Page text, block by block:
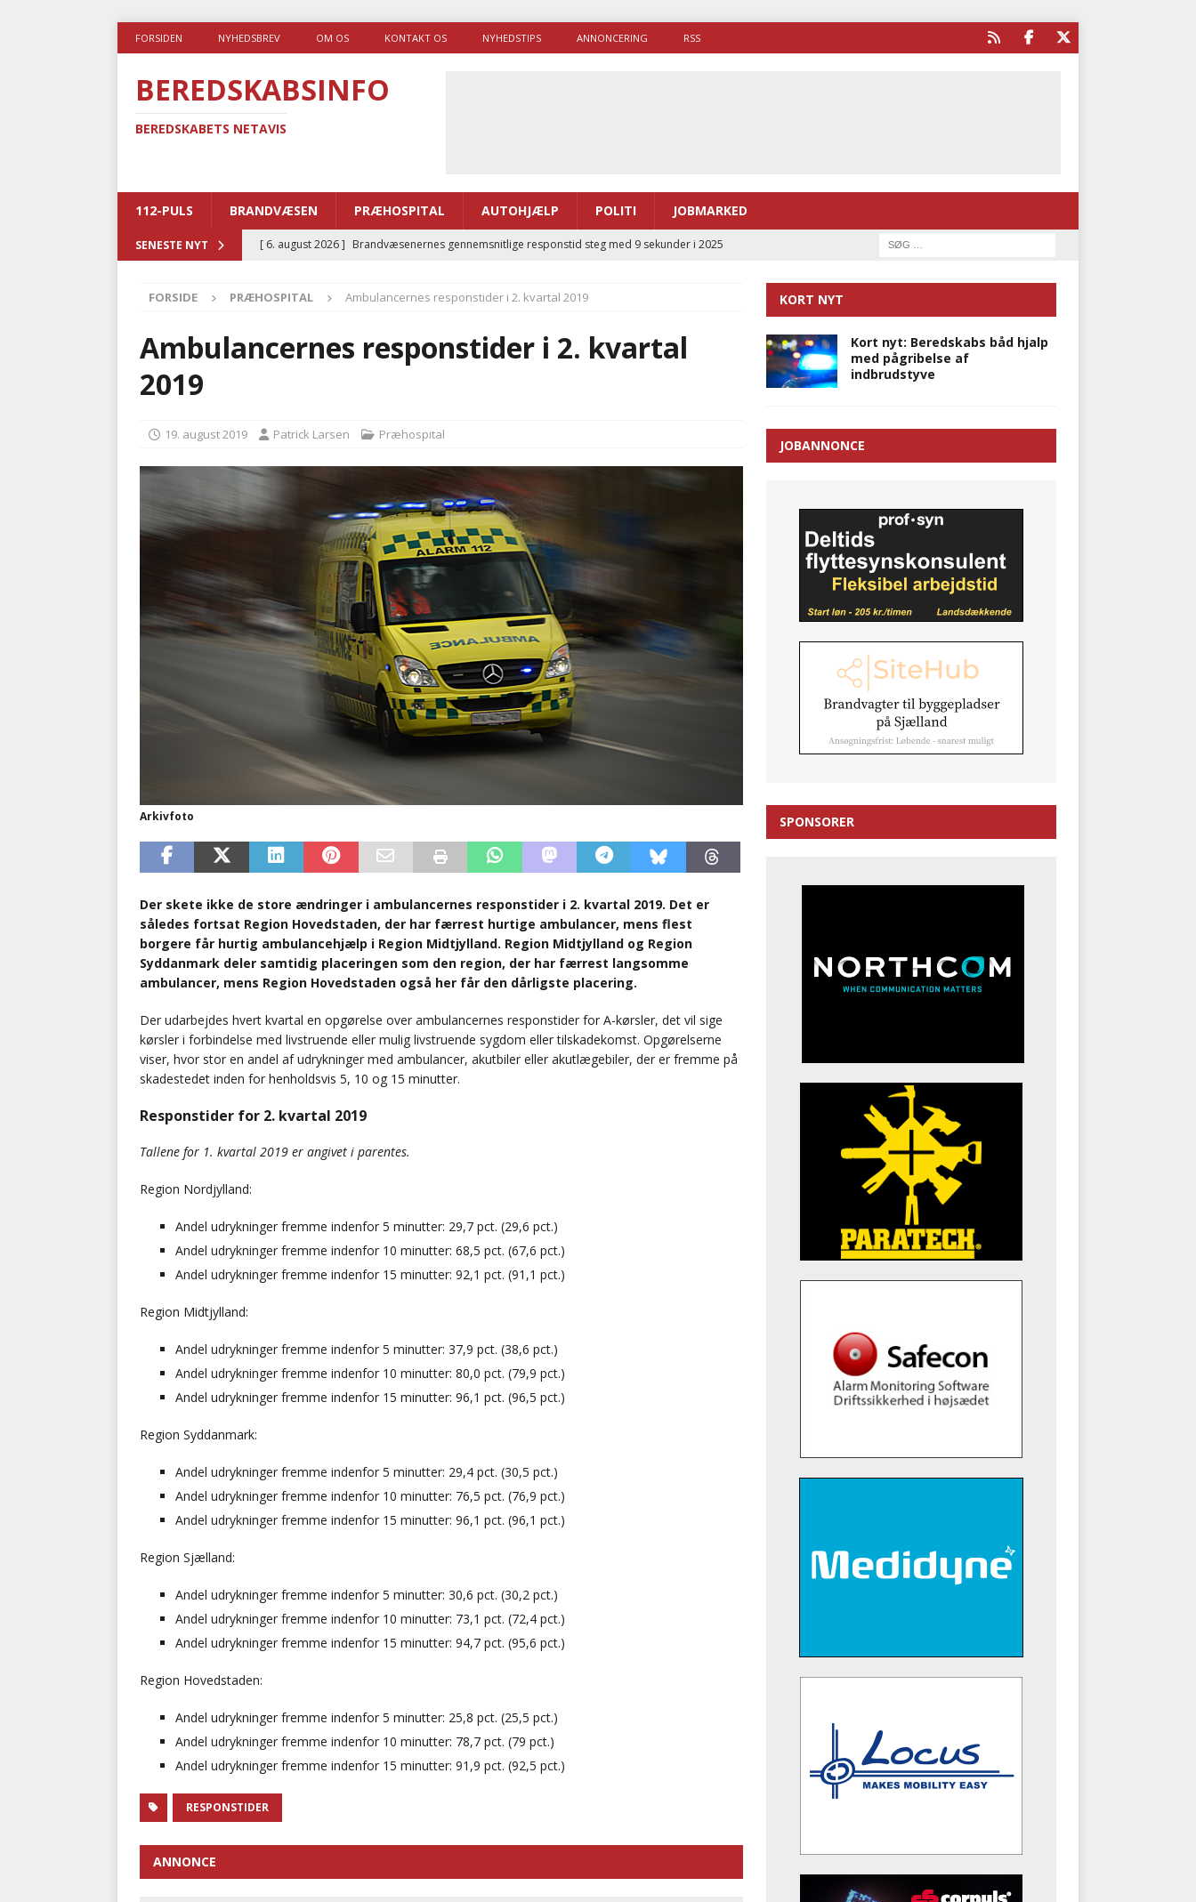
FORSIDEN NYHEDSBREV OM OS KONTAKT OS NYHEDSTIPS ANNONCERING RSS
BEREDSKABSINFO
BEREDSKABETS NETAVIS
112-PULS BRANDVÆSEN PRÆHOSPITAL AUTOHJÆLP POLITI JOBMARKED
SENESTE NYT [ 6. august 2026 ] Brandvæsenernes gennemsnitlige responstid steg med 9 sekunder i 2025
[ 5. august 2026 ] Advarer: Udløb af sygetransporttilladelser kan sende 400.000 kørsler over
Ny ambulance og el-sygetransportvogn til Samsø
BRANDVÆSEN
AUTOHJÆLP
FORSIDE PRÆHOSPITAL Ambulancernes responstider i 2. kvartal 2019
Ambulancernes responstider i 2. kvartal
2019
19. august 2019 Patrick Larsen Præhospital
Arkivfoto
Der skete ikke de store ændringer i ambulancernes responstider i 2. kvartal 2019. Det er
således fortsat Region Hovedstaden, der har færrest hurtige ambulancer, mens flest
borgere får hurtig ambulancehjælp i Region Midtjylland. Region Midtjylland og Region
Syddanmark deler samtidig placeringen som den region, der har færrest langsomme
ambulancer, mens Region Hovedstaden også her får den dårligste placering.
Der udarbejdes hvert kvartal en opgørelse over ambulancernes responstider for A-kørsler, det vil sige
kørsler i forbindelse med livstruende eller mulig livstruende sygdom eller tilskadekomst. Opgørelserne
viser, hvor stor en andel af udrykninger med ambulancer, akutbiler eller akutlægebiler, der er fremme på
skadestedet inden for henholdsvis 5, 10 og 15 minutter.
Responstider for 2. kvartal 2019
Tallene for 1. kvartal 2019 er angivet i parentes.
Region Nordjylland:
Andel udrykninger fremme indenfor 5 minutter: 29,7 pct. (29,6 pct.)
Andel udrykninger fremme indenfor 10 minutter: 68,5 pct. (67,6 pct.)
Andel udrykninger fremme indenfor 15 minutter: 92,1 pct. (91,1 pct.)
Region Midtjylland:
Andel udrykninger fremme indenfor 5 minutter: 37,9 pct. (38,6 pct.)
Andel udrykninger fremme indenfor 10 minutter: 80,0 pct. (79,9 pct.)
Andel udrykninger fremme indenfor 15 minutter: 96,1 pct. (96,5 pct.)
Region Syddanmark:
Andel udrykninger fremme indenfor 5 minutter: 29,4 pct. (30,5 pct.)
Andel udrykninger fremme indenfor 10 minutter: 76,5 pct. (76,9 pct.)
Andel udrykninger fremme indenfor 15 minutter: 96,1 pct. (96,1 pct.)
Region Sjælland:
Andel udrykninger fremme indenfor 5 minutter: 30,6 pct. (30,2 pct.)
Andel udrykninger fremme indenfor 10 minutter: 73,1 pct. (72,4 pct.)
Andel udrykninger fremme indenfor 15 minutter: 94,7 pct. (95,6 pct.)
Region Hovedstaden:
Andel udrykninger fremme indenfor 5 minutter: 25,8 pct. (25,5 pct.)
Andel udrykninger fremme indenfor 10 minutter: 78,7 pct. (79 pct.)
Andel udrykninger fremme indenfor 15 minutter: 91,9 pct. (92,5 pct.)
RESPONSTIDER
ANNONCE
KORT NYT
Kort nyt: Beredskabs båd hjalp
med pågribelse af
indbrudstyve
JOBANNONCE
SPONSORER